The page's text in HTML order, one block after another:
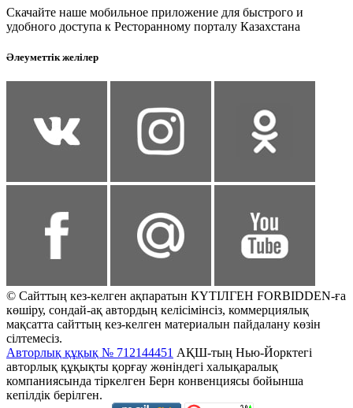
Скачайте наше мобильное приложение для быстрого и
удобного доступа к Ресторанному порталу Казахстана
Әлеуметтік желілер
© Сайттың кез-келген ақпаратын КҮТІЛГЕН FORBIDDEN-ға
көшіру, сондай-ақ автордың келісімінсіз, коммерциялық
мақсатта сайттың кез-келген материалын пайдалану көзін
сілтемесіз.
Авторлық құқық № 712144451 АҚШ-тың Нью-Йорктегі
авторлық құқықты қорғау жөніндегі халықаралық
компаниясында тіркелген Берн конвенциясы бойынша
кепілдік берілген.